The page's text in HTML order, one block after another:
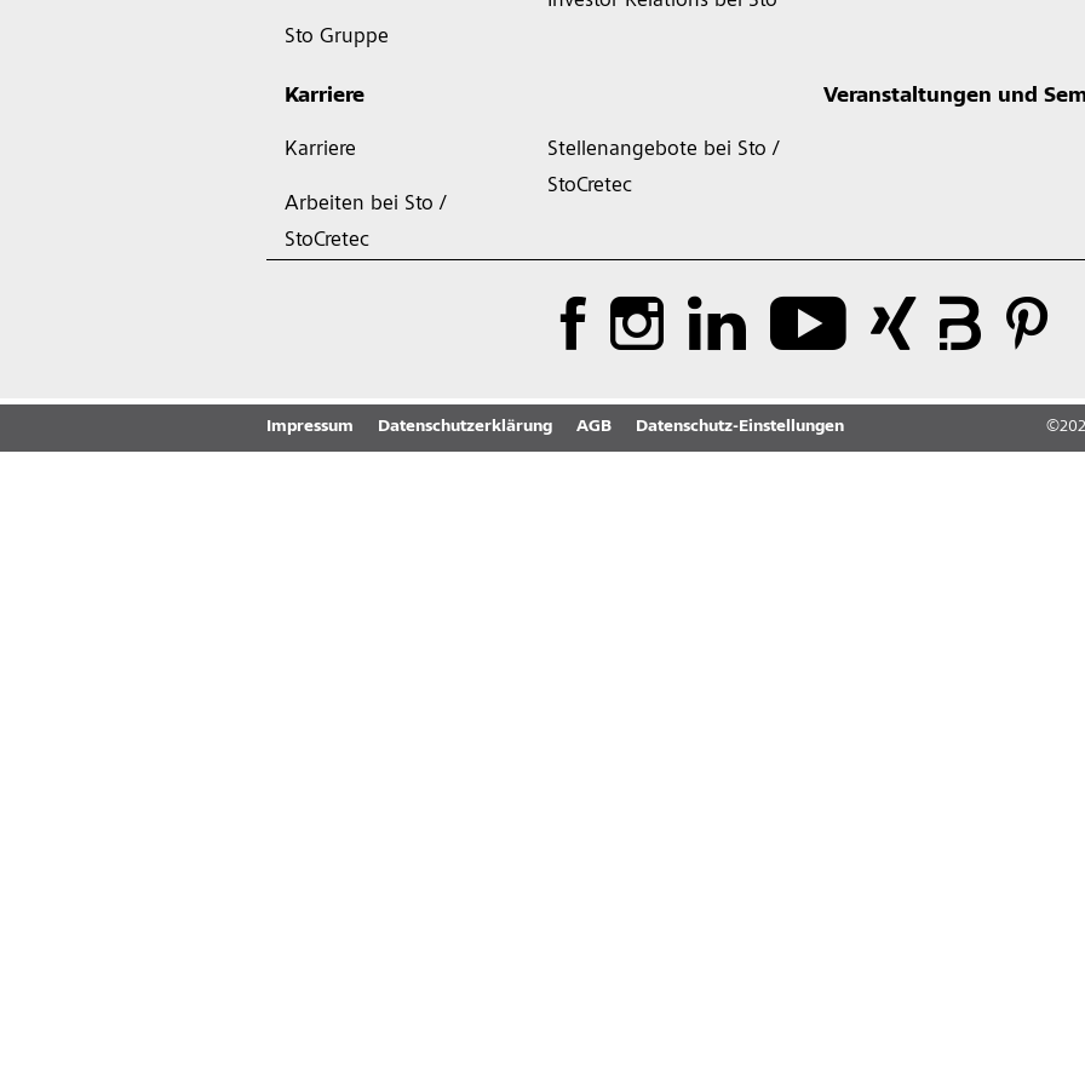
Sto Gruppe
Karriere
Karriere
Arbeiten bei Sto /
StoCretec
Stellenangebote bei Sto /
StoCretec
Veranstaltungen und
Impressum Datenschutzerklärung AGB Datenschutz-Einstellungen ©